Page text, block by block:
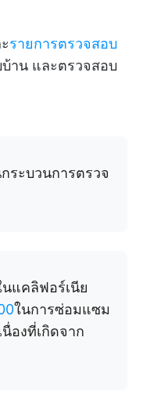
รายการตรวจสอบ
าน และตรวจสอบ
ระบวนการตรวจ
นแคลิฟอร์เนีย
ในการซ่อมแซม
องที่เกิดจาก